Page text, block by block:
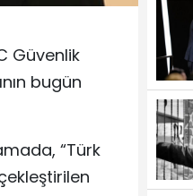
Güvenlik
bugün
“Türk